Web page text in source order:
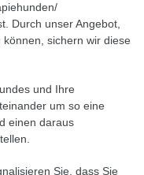
Durch unser Angebot,
sichern wir diese
und Ihre
um so eine
einen daraus
Sie, dass Sie